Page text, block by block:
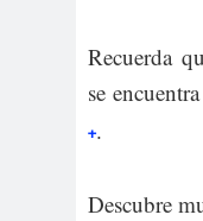
Recuerda
se
+.
Descubre